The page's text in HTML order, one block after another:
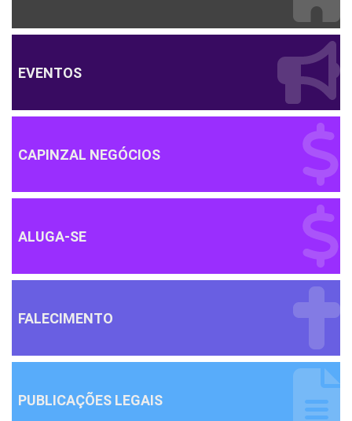
EVENTOS
CAPINZAL NEGÓCIOS
ALUGA-SE
FALECIMENTO
PUBLICAÇÕES LEGAIS